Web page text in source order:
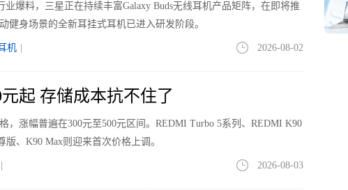
业爆料，三星正在持续丰富Galaxy Buds无线耳机产品矩阵，在即将推
健身场景的全新耳挂式耳机已进入研发阶段。
机 2026-08-02
起 存储成本抗不住了
，涨幅普遍在300元至500元区间。REDMI Turbo 5系列、REDMI K90
、K90 Max则迎来首次价格上调。
2026-08-03